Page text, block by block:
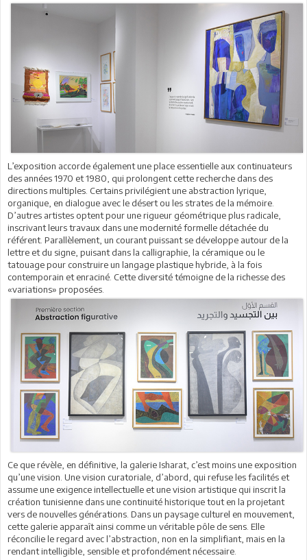
L’exposition accorde également une place essentielle aux continuateurs
des années 1970 et 1980, qui prolongent cette recherche dans des
directions multiples. Certains privilégient une abstraction lyrique,
organique, en dialogue avec le désert ou les strates de la mémoire.
D’autres artistes optent pour une rigueur géométrique plus radicale,
inscrivant leurs travaux dans une modernité formelle détachée du
référent. Parallèlement, un courant puissant se développe autour de la
lettre et du signe, puisant dans la calligraphie, la céramique ou le
tatouage pour construire un langage plastique hybride, à la fois
contemporain et enraciné. Cette diversité témoigne de la richesse des
«variations» proposées.
Ce que révèle, en définitive, la galerie Isharat, c’est moins une exposition
qu’une vision. Une vision curatoriale, d’abord, qui refuse les facilités et
assume une exigence intellectuelle et une vision artistique qui inscrit la
création tunisienne dans une continuité historique tout en la projetant
vers de nouvelles générations. Dans un paysage culturel en mouvement,
cette galerie apparaît ainsi comme un véritable pôle de sens. Elle
réconcilie le regard avec l’abstraction, non en la simplifiant, mais en la
rendant intelligible, sensible et profondément nécessaire.